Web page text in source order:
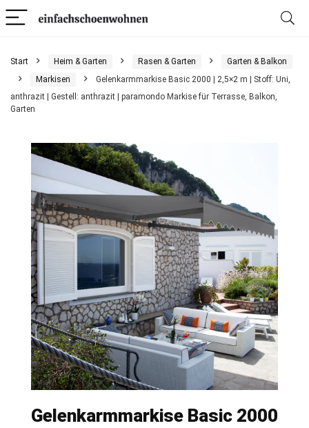
Start Heim & Garten Rasen & Garten
Garten & Balkon
Markisen
Gelenkarmmarkise Basic 2000 | 2,5×2 m | Stoff: Uni,
anthrazit | Gestell: anthrazit | paramondo Markise für Terrasse, Balkon,
Garten
Gelenkarmmarkise Basic 2000